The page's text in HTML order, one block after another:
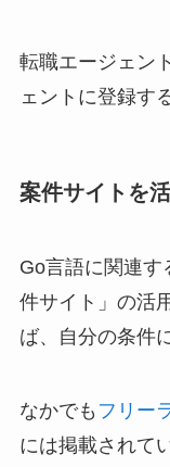
転職エージェン
ェントに登録す
案件サイトを
Go言語に関連す
件サイト」の活
ば、自分の条件
なかでも フリー
には掲載されて